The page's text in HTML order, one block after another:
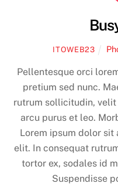
ITOWEB23
Pellentesque orci
pretium sed nunc.
rutrum sollicitudin,
arcu purus et leo.
Lorem ipsum dolor
elit. In consequat
tortor ex, sodales id
Suspendisse